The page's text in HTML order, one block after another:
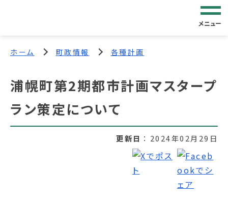
メニュー
ホーム 町政情報 各種計画
浦幌町第2期都市計画マスタープ
ラン策定について
更新日 2024年02月29日